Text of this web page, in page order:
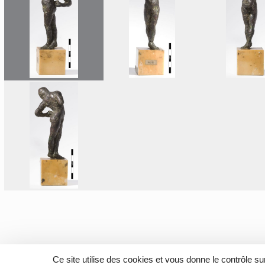
Ce site utilise des cookies et vous donne le contrôle